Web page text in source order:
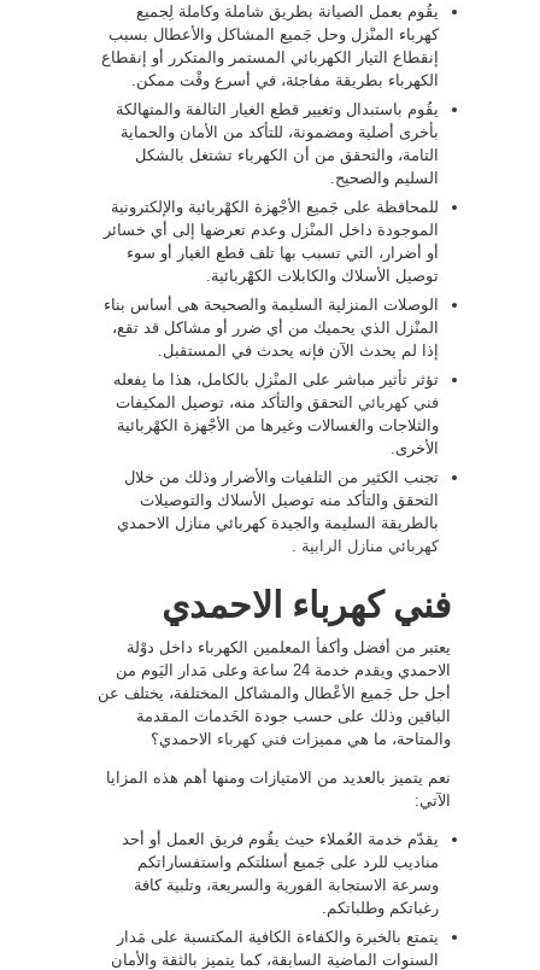
يقُوم بعمل الصيانة بطريق شاملة وكاملة لِجميع
كهرباء المنْزل وحل جَميع المشاكل والأعطال بسبب
إنقطاع التيار الكهربائي المستمر والمتكرر أو إنقطاع
الكهرباء بطريقة مفاجئة، في أسرع وقْت ممكن.
يقُوم باستبدال وتغيير قطع الغيار التالفة والمتهالكة
بأخرى أصلية ومضمونة، للتأكد من الأمان والحماية
التامة، والتحقق من أن الكهرباء تشتغل بالشكل
السليم والصحيح.
للمحافظة على جَميع الأجْهزة الكهْربائية والإلكترونية
الموجودة داخل المنْزل وعدم تعرضها إلى أي خسائر
أو أضرار، التي تسبب بها تلف قطع الغيار أو سوء
توصيل الأسلاك والكابلات الكهْربائية.
الوصلات المنزلية السليمة والصحيحة هى أساس بناء
المنْزل الذي يحميك من أي ضرر أو مشاكل قد تقع،
إذا لم يحدث الآن فإنه يحدث في المستقبل.
تؤثر تأثير مباشر على المنْزل بالكامل، هذا ما يفعله
فني كهربائي التحقق والتأكد منه، توصيل المكيفات
والثلاجات والغسالات وغيرها من الأجْهزة الكهْربائية
الأخرى.
تجنب الكثير من التلفيات والأضرار وذلك من خلال
التحقق والتأكد منه توصيل الأسلاك والتوصيلات
بالطريقة السليمة والجيدة كهربائي منازل الاحمدي
كهربائي منازل الرابية
فني كهرباء الاحمدي
يعتبر من أفضل وأكفأ المعلمين الكهرباء داخل دوْلة
الاحمدي ويقدم خدمة 24 ساعة وعلى مَدار اليَوم من
أجل حل جَميع الأعْطال والمشاكل المختلفة، يختلف عن
الباقين وذلك على حسب جودة الخَدمات المقدمة
والمتاحة، ما هي مميزات فني كهرباء الاحمدي؟
نعم يتميز بالعديد من الامتيازات ومنها أهم هذه المزايا
الآتي:
يقدّم خدمة العُملاء حيث يقُوم فريق العمل أو أحد
مناديب للرد على جَميع أسئلتكم واستفساراتكم
وسرعة الاستجابة الفورية والسريعة، وتلبية كافة
رغباتكم وطلباتكم.
يتمتع بالخبرة والكفاءة الكافية المكتسبة على مَدار
السنوات الماضية السابقة، كما يتميز بالثقة والأمان